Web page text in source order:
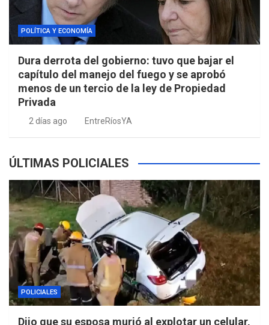
POLÍTICA Y ECONOMÍA
Dura derrota del gobierno: tuvo que bajar el
capítulo del manejo del fuego y se aprobó
menos de un tercio de la ley de Propiedad
Privada
2 días ago EntreRíosYA
ÚLTIMAS POLICIALES
POLICIALES
Dijo que su esposa murió al explotar un celular,